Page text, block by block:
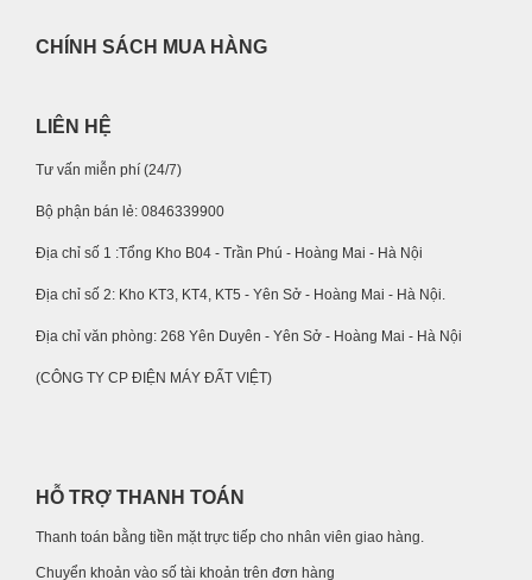
CHÍNH SÁCH MUA HÀNG
LIÊN HỆ
Tư vấn miễn phí (24/7)
Bộ phận bán lẻ: 0846339900
Địa chỉ số 1 :Tổng Kho B04 - Trần Phú - Hoàng Mai - Hà Nội
Địa chỉ số 2: Kho KT3, KT4, KT5 - Yên Sở - Hoàng Mai - Hà Nội.
Địa chỉ văn phòng: 268 Yên Duyên - Yên Sở - Hoàng Mai - Hà Nội
(CÔNG TY CP ĐIỆN MÁY ĐẤT VIỆT)
HỖ TRỢ THANH TOÁN
Thanh toán bằng tiền mặt trực tiếp cho nhân viên giao hàng.
Chuyển khoản vào số tài khoản trên đơn hàng